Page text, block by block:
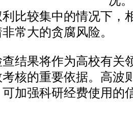
比较集中的情况下，
常大的贪腐风险。
果将作为高校有关
核的重要依据。高波
加强科研经费使用的